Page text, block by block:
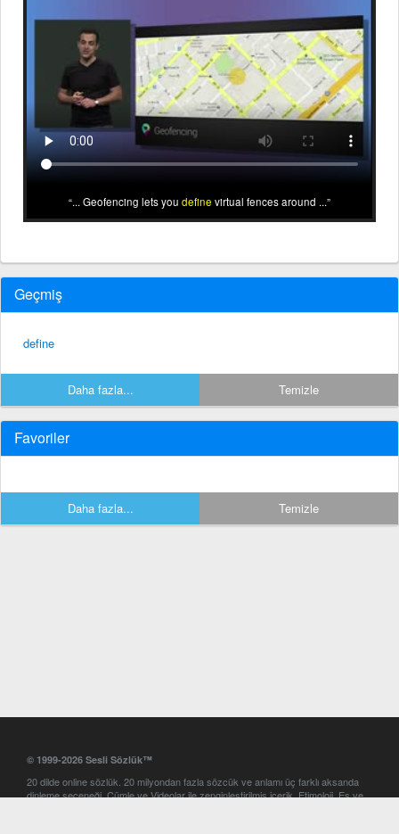
... Geofencing lets you define virtual fences around ...
Geçmiş
define
Daha fazla... Temizle
Favoriler
Daha fazla... Temizle
© 1999-2026 Sesli Sözlük™
20 dilde online sözlük. 20 milyondan fazla sözcük ve anlamı üç farklı aksanda
dinleme seçeneği. Cümle ve Videolar ile zenginleştirilmiş içerik. Etimoloji, Eş ve